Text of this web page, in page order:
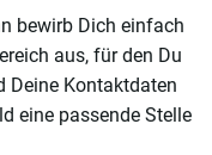
bewirb Dich einfach
aus, für den Du
Deine Kontaktdaten
eine passende Stelle